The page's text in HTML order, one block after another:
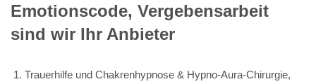
Emotionscode, Vergebensarbeit
sind wir Ihr Anbieter
Trauerhilfe und Chakrenhypnose & Hypno-Aura-Chirurgie,